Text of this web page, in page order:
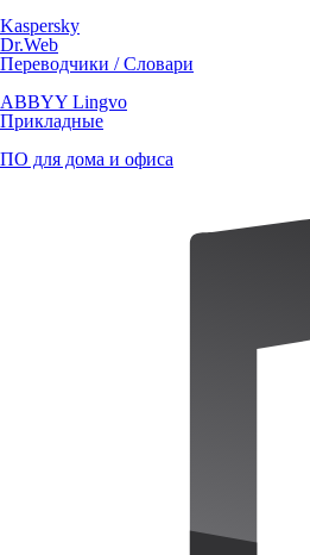
Kaspersky
Dr.Web
Переводчики / Словари
ABBYY Lingvo
Прикладные
ПО для дома и офиса